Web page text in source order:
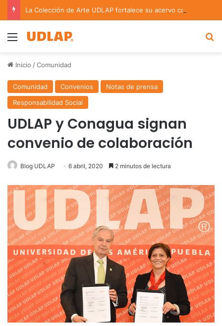
Menu
Inicio /Comunidad
Comunidad Convenios
Notas de prensa
Responsabilidad Social
UDLAP y Conagua signan
convenio de colaboración
Blog UDLAP 6 abril, 2020 2 minutos de lectura